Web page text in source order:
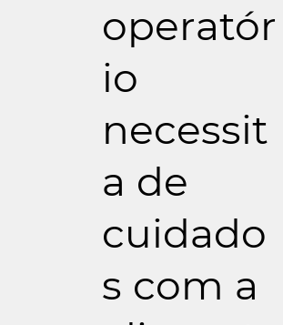
operatór
io
necessit
a de
cuidado
s com a